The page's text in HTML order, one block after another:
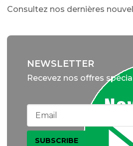
Consultez nos dernières
NEWSLETTER
Recevez nos offres